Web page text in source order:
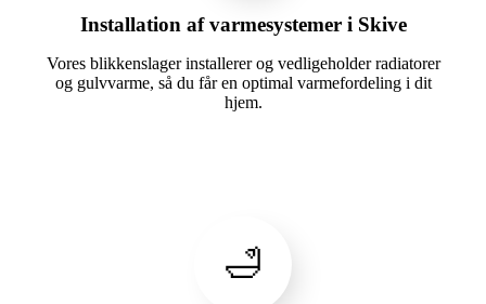
Installation af varmesystemer i Skive
Vores blikkenslager installerer og vedligeholder radiatorer
og gulvvarme, så du får en optimal varmefordeling i dit
hjem.
🛁